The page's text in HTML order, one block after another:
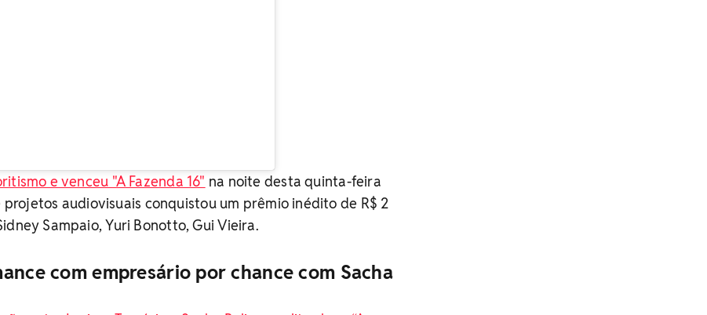
e venceu "A Fazenda 16" na noite desta quinta-feira
audiovisuais conquistou um prêmio inédito de R$ 2
Sampaio, Yuri Bonotto, Gui Vieira.
com empresário por chance com Sacha